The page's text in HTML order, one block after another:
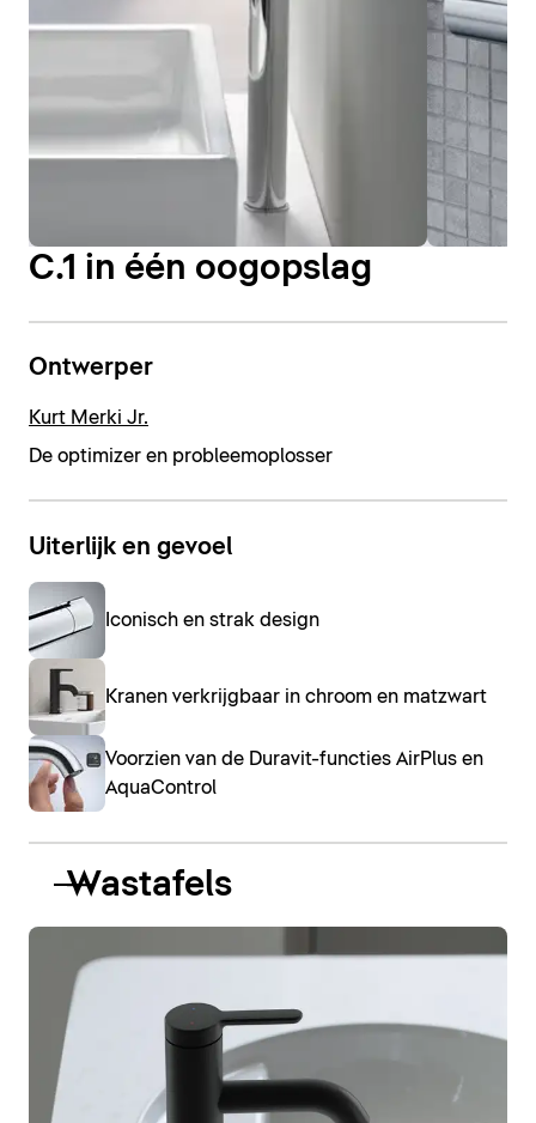
C.1 in één oogopslag
Ontwerper
Kurt Merki Jr.
De optimizer en probleemoplosser
Uiterlijk en gevoel
Iconisch en strak design
Kranen verkrijgbaar in chroom en matzwart
Voorzien van de Duravit-functies AirPlus en
AquaControl
Wastafels